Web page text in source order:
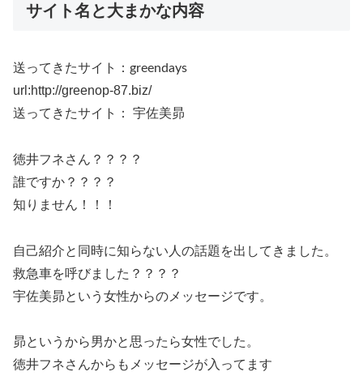
サイト名と大まかな内容
送ってきたサイト： greendays
url:http://greenop-87.biz/
送ってきたサイト： 宇佐美昴
徳井フネさん？？？？
誰ですか？？？？
知りません！！！
自己紹介と同時に知らない人の話題を出してきました。
救急車を呼びました？？？？
宇佐美昴という女性からのメッセージです。
昴というから男かと思ったら女性でした。
徳井フネさんからもメッセージが入ってます